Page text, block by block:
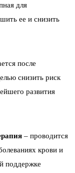
для
ее и снизить
после
снизить риск
развития
– проводится
крови и
поддержке